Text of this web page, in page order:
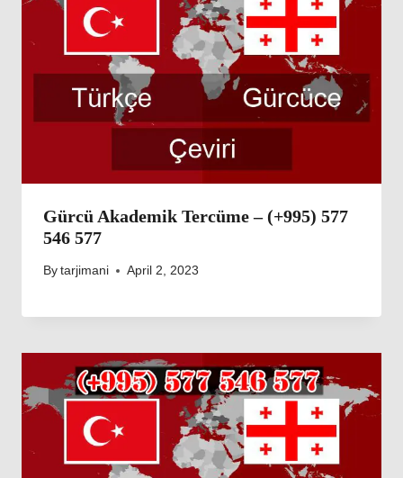
Gürcü Akademik Tercüme – (+995) 577
546 577
By tarjimani April 2, 2023